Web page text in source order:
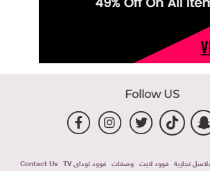
Follow US
تجارية فوود لايت وصفات فوود توداى TV
Contact Us